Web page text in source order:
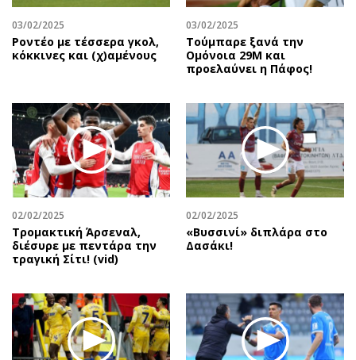
03/02/2025
Ροντέο με τέσσερα γκολ,
κόκκινες και (χ)αμένους
03/02/2025
Τούμπαρε ξανά την
Ομόνοια 29Μ και
προελαύνει η Πάφος!
02/02/2025
Τρομακτική Άρσεναλ,
διέσυρε με πεντάρα την
τραγική Σίτι! (vid)
02/02/2025
«Βυσσινί» διπλάρα στο
Δασάκι!